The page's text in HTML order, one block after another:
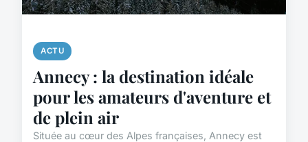
ACTU
Annecy : la destination idéale
pour les amateurs d'aventure et
de plein air
Située au cœur des Alpes françaises, Annecy est